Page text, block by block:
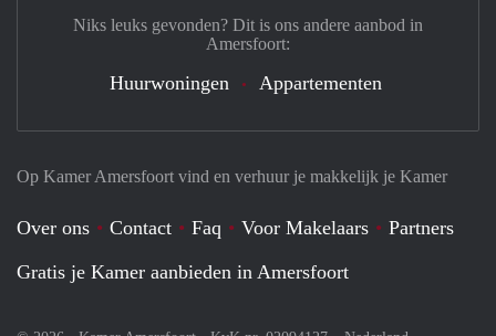
Op Kamer Amersfoort vind en verhuur je makkelijk je Kamer
Over ons Contact Faq Voor Makelaars
Partners
Gratis je Kamer aanbieden in Amersfoort
Niks leuks gevonden? Dit is ons andere aanbod in
Amersfoort:
Huurwoningen Appartementen